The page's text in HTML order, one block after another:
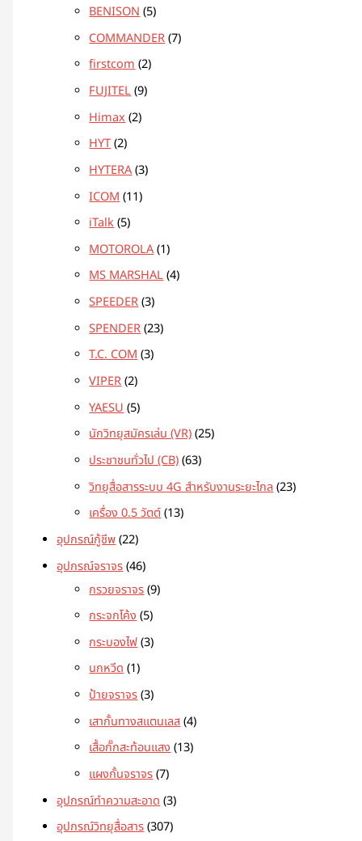
BENISON 5
COMMANDER 7
firstcom 2
FUJITEL 9
Himax 2
HYT 2
HYTERA 3
ICOM 11
iTalk 5
MOTOROLA 1
MS MARSHAL 4
SPEEDER 3
SPENDER 23
T.C. COM 3
VIPER 2
YAESU 5
นักวิทยุสมัครเล่น (VR) 25
ประชาชนทั่วไป (CB) 63
วิทยุสื่อสารระบบ 4G สำหรับงานระยะไกล 23
เครื่อง 0.5 วัตต์ 13
อุปกรณ์กู้ชีพ 22
อุปกรณ์จราจร 46
กรวยจราจร 9
กระจกโค้ง 5
กระบองไฟ 3
นกหวีด 1
ป้ายจราจร 3
เสากั้นทางสแตนเลส 4
เสื้อกั๊กสะท้อนแสง 13
แผงกั้นจราจร 7
อุปกรณ์ทำความสะอาด 3
อุปกรณ์วิทยุสื่อสาร 307